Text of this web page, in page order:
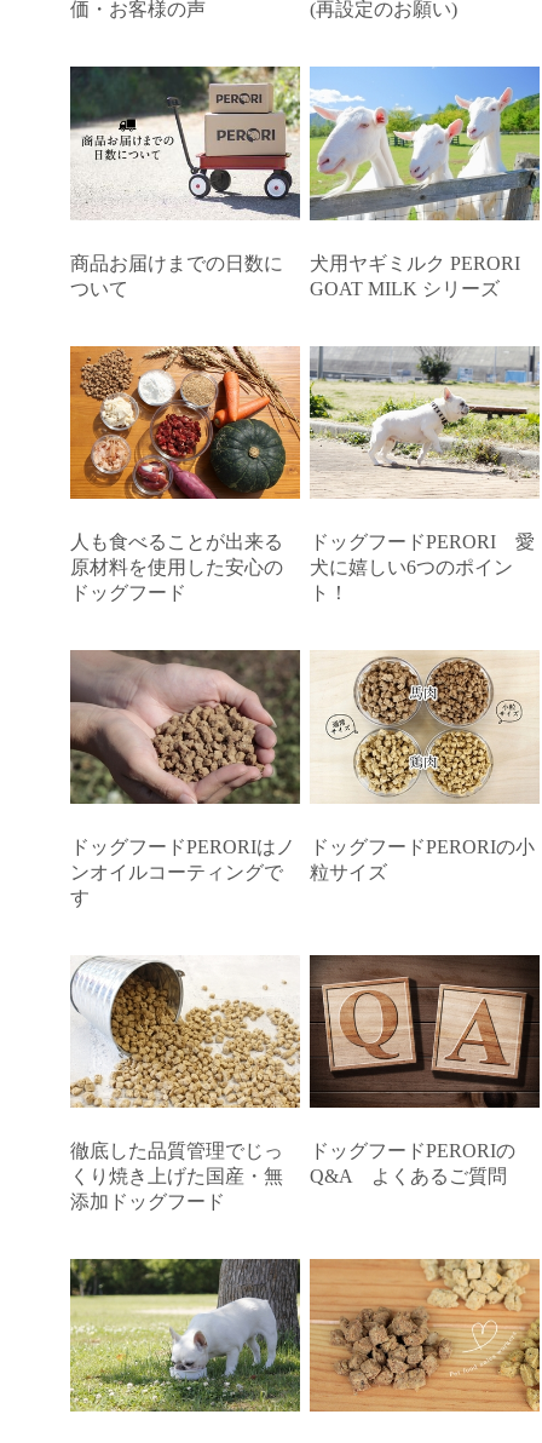
価・お客様の声 (再設定のお願い)
商品お届けまでの日数に
ついて
犬用ヤギミルク PERORI
GOAT MILK シリーズ
人も食べることが出来る
原材料を使用した安心の
ドッグフード
ドッグフードPERORI 愛
犬に嬉しい6つのポイン
ト！
ドッグフードPERORIはノ
ンオイルコーティングで
す
ドッグフードPERORIの小
粒サイズ
徹底した品質管理でじっ
くり焼き上げた国産・無
添加ドッグフード
ドッグフードPERORIの
Q&A よくあるご質問